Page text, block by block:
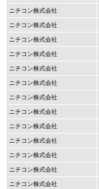
ニチコン株式会社
ニチコン株式会社
ニチコン株式会社
ニチコン株式会社
ニチコン株式会社
ニチコン株式会社
ニチコン株式会社
ニチコン株式会社
ニチコン株式会社
ニチコン株式会社
ニチコン株式会社
ニチコン株式会社
ニチコン株式会社